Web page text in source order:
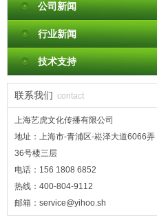
公司新闻
行业新闻
技术支持
联系我们 contact
上海艺虎文化传播有限公司
地址：上海市-青浦区-崧泽大道6066弄
36号楼三层
电话：156 1808 6852
热线：400-804-9112
邮箱：service@yihoo.sh